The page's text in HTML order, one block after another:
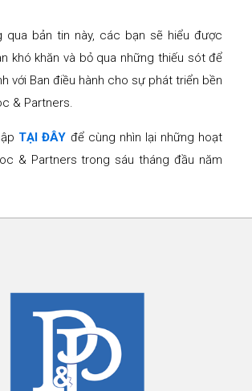
qua bản tin này, các bạn sẽ hiểu được
khó khăn và bỏ qua những thiếu sót để
với Ban điều hành cho sự phát triển bền
& Partners.
TẠI ĐÂY để cùng nhìn lại những hoạt
& Partners trong sáu tháng đầu năm